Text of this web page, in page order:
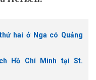
hai ở Nga có Quảng
Hồ Chí Minh tại St.